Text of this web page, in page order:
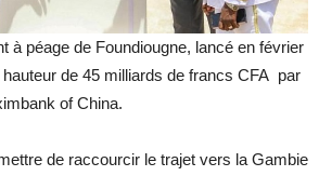
à péage de Foundiougne, lancé en février
de 45 milliards de francs CFA par
of China.
de raccourcir le trajet vers la Gambie